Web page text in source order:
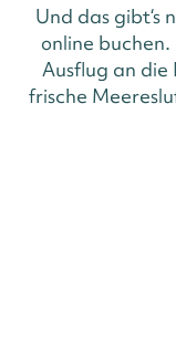
Und das gibt‘s
online
Ausflug an
frische